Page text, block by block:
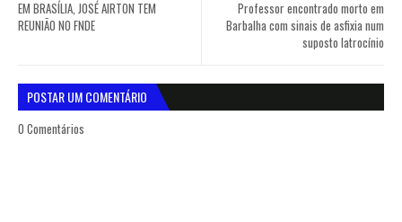
Professor encontrado morto em
Barbalha com sinais de asfixia num
suposto latrocínio
EM BRASÍLIA, JOSÉ AIRTON TEM
REUNIÃO NO FNDE
POSTAR UM COMENTÁRIO
0 Comentários